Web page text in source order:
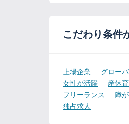
こだわり条件
上場企業 グロー
女性が活躍
産休
フリーランス
障
独占求人